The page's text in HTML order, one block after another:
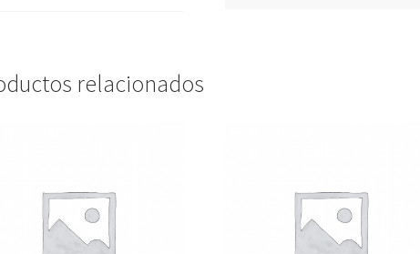
relacionados